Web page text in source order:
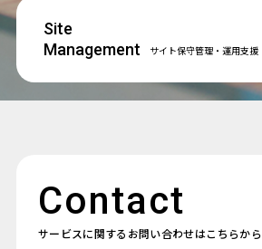
Site
Management
サイト保守管理・運用支援
Contact
サービスに関するお問い合わせはこちらから